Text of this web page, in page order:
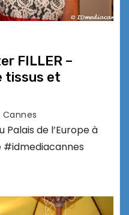
FILLER –
tissus et
Palais de l’Europe à
#idmediacannes